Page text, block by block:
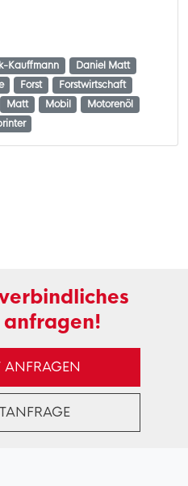
Kauffmann
Daniel Matt
Forst
Forstwirtschaft
Matt Mobil
Motorenöl